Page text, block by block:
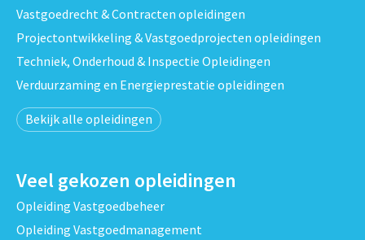
Vastgoedrecht & Contracten opleidingen
Projectontwikkeling & Vastgoedprojecten opleidingen
Techniek, Onderhoud & Inspectie Opleidingen
Verduurzaming en Energieprestatie opleidingen
Bekijk alle opleidingen
Veel gekozen opleidingen
Opleiding Vastgoedbeheer
Opleiding Vastgoedmanagement